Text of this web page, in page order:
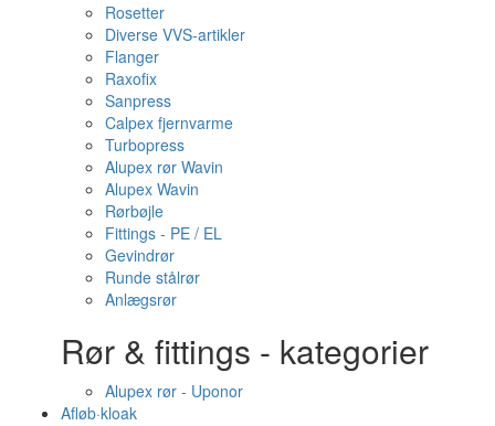
Rosetter
Diverse VVS-artikler
Flanger
Raxofix
Sanpress
Calpex fjernvarme
Turbopress
Alupex rør Wavin
Alupex Wavin
Rørbøjle
Fittings - PE / EL
Gevindrør
Runde stålrør
Anlægsrør
Rør & fittings - kategorier
Alupex rør - Uponor
Afløb·kloak